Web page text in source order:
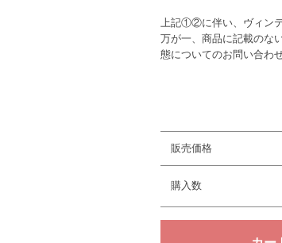
上記①②に伴い、ヴィンテ
万が一、商品に記載のな
態についてのお問い合わ
販売価格
購入数